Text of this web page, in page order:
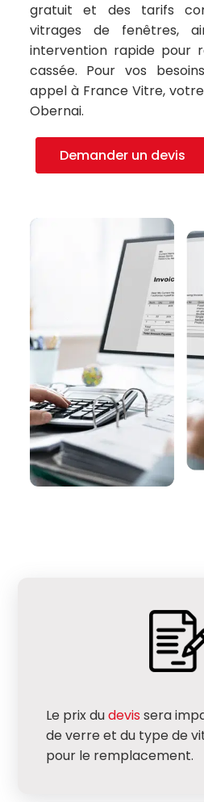
gratuit et des tarifs
vitrages de fenêtres,
intervention rapide pour
cassée. Pour vos
appel à France Vitre,
Obernai.
Demander un devis
Le prix dudevis sera
de verre et du type de
pour le remplacement.